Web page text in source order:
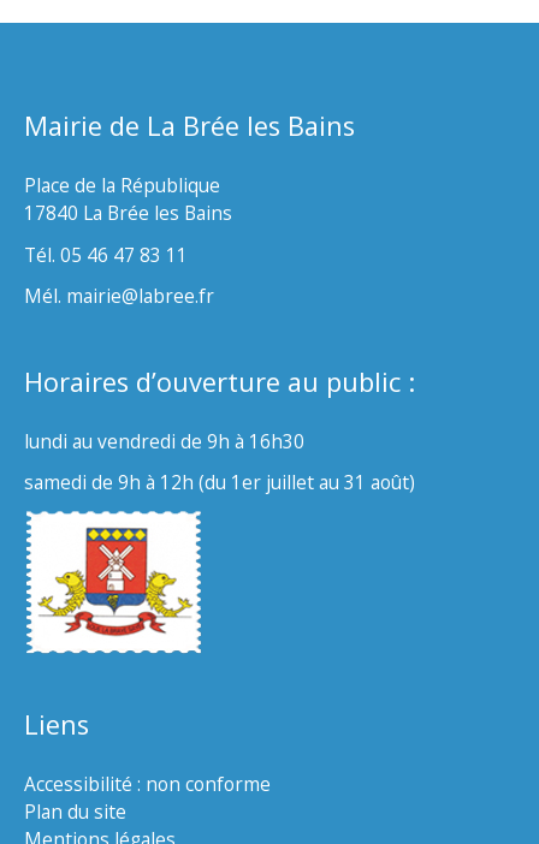
Mairie de La Brée les Bains
Place de la République
17840 La Brée les Bains
Tél. 05 46 47 83 11
Mél. mairie@labree.fr
Horaires d’ouverture au public :
lundi au vendredi de 9h à 16h30
samedi de 9h à 12h (du 1er juillet au 31 août)
Liens
Accessibilité : non conforme
Plan du site